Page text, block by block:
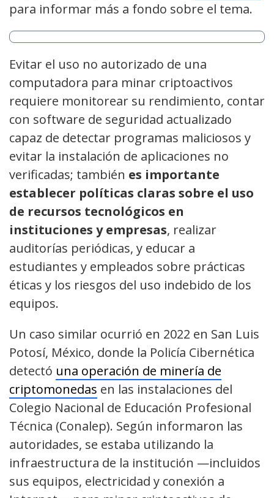
para informar más a fondo sobre el tema.
Evitar el uso no autorizado de una
computadora para minar criptoactivos
requiere monitorear su rendimiento, contar
con software de seguridad actualizado
capaz de detectar programas maliciosos y
evitar la instalación de aplicaciones no
verificadas; también es importante
establecer políticas claras sobre el uso
de recursos tecnológicos en
instituciones y empresas, realizar
auditorías periódicas, y educar a
estudiantes y empleados sobre prácticas
éticas y los riesgos del uso indebido de los
equipos.
Un caso similar ocurrió en 2022 en San Luis
Potosí, México, donde la Policía Cibernética
detectó una operación de minería de
criptomonedas en las instalaciones del
Colegio Nacional de Educación Profesional
Técnica (Conalep). Según informaron las
autoridades, se estaba utilizando la
infraestructura de la institución —incluidos
sus equipos, electricidad y conexión a